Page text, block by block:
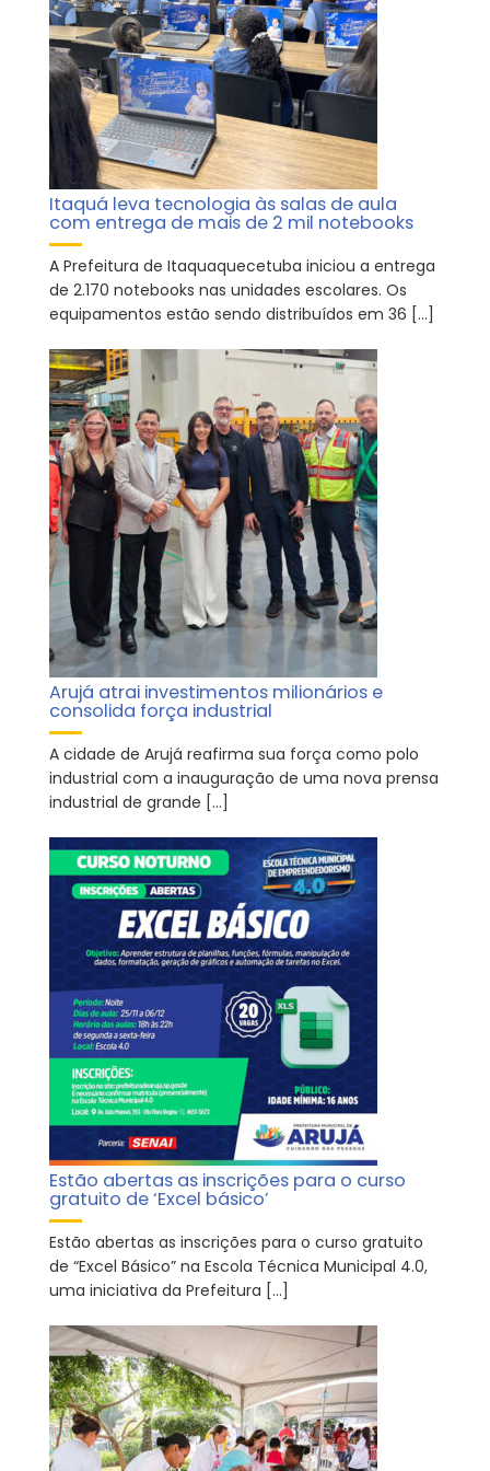
Itaquá leva tecnologia às salas de aula
com entrega de mais de 2 mil notebooks
A Prefeitura de Itaquaquecetuba iniciou a entrega
de 2.170 notebooks nas unidades escolares. Os
equipamentos estão sendo distribuídos em 36 […]
Arujá atrai investimentos milionários e
consolida força industrial
A cidade de Arujá reafirma sua força como polo
industrial com a inauguração de uma nova prensa
industrial de grande […]
Estão abertas as inscrições para o curso
gratuito de ‘Excel básico’
Estão abertas as inscrições para o curso gratuito
de “Excel Básico” na Escola Técnica Municipal 4.0,
uma iniciativa da Prefeitura […]